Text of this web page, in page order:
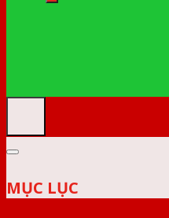
MỤC LỤC